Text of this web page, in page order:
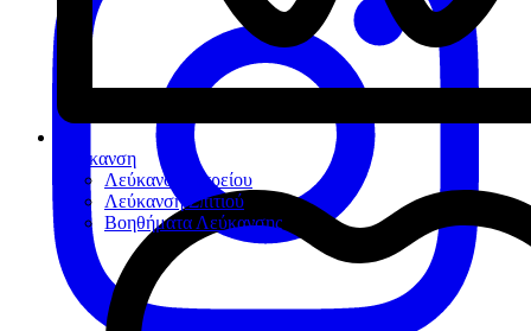
Λεύκανση
Λεύκανση Ιατρείου
Λεύκανση Σπιτιού
Βοηθήματα Λεύκανσης